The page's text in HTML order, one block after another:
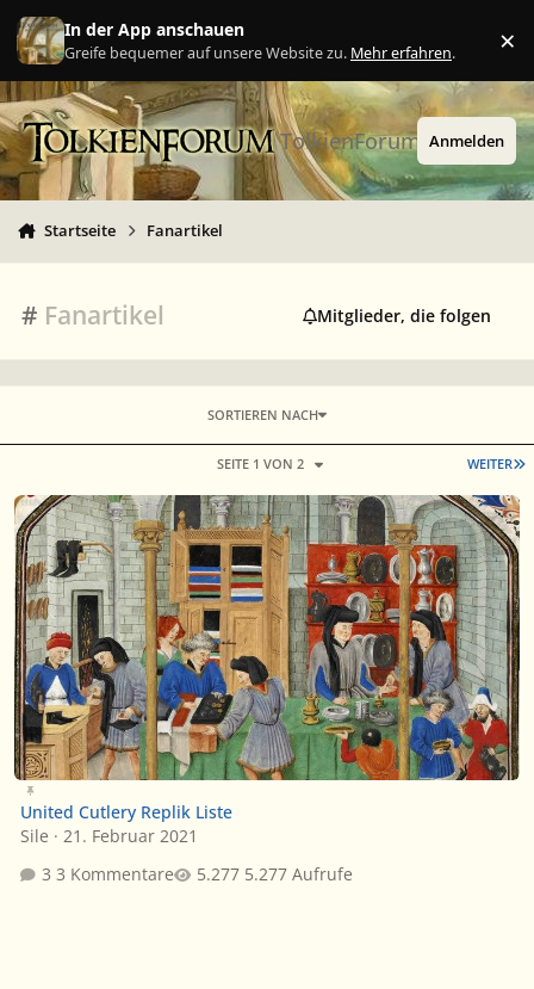
Zu Inhalt springen
In der App anschauen
Greife bequemer auf unsere Website zu. Mehr erfahren. ×
TolkienForum Anmelden
Startseite Fanartikel
# Fanartikel Mitglieder, die folgen
WEITER
SEITE 1 VON 2
SORTIEREN NACH
United Cutlery Replik Liste
United Cutlery Replik Liste
Sile · 21. Februar 2021
3 Kommentare
5.277 Aufrufe